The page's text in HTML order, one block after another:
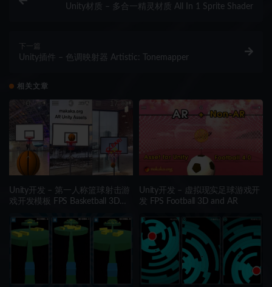
Unity材质 – 多合一精灵材质 All In 1 Sprite Shader
下一篇
Unity插件 – 色调映射器 Artistic: Tonemapper
相关文章
Unity开发 – 第一人称篮球射击游
戏开发模板 FPS Basketball 3D
Unity开发 – 虚拟现实足球游戏开
发 FPS Football 3D and AR